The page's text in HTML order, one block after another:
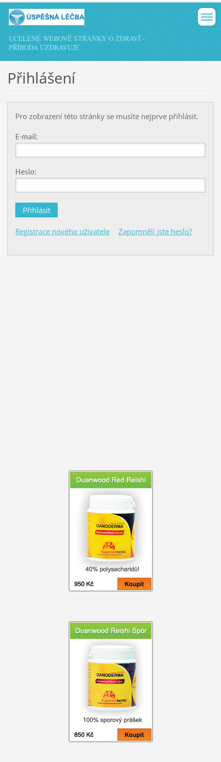
UCELENÉ WEBOVÉ STRÁNKY O ZDRAVÍ -
PŘÍRODA UZDRAVUJE
Přihlášení
Pro zobrazení této stránky se musíte nejprve přihlásit.
E-mail:
Heslo:
Registrace nového uživatele Zapomněli jste heslo?